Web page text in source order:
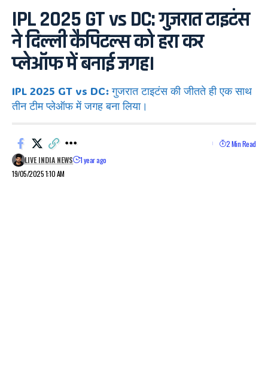
IPL 2025 GT vs DC: गुजरात टाइटंस
ने दिल्ली कैपिटल्स को हरा कर
प्लेऑफ में बनाई जगह।
IPL 2025 GT vs DC: गुजरात टाइटंस की जीतते ही एक साथ
तीन टीम प्लेऑफ में जगह बना लिया।
19/05/2025 1:10 AM
LIVE INDIA NEWS 1 year ago
2 Min Read